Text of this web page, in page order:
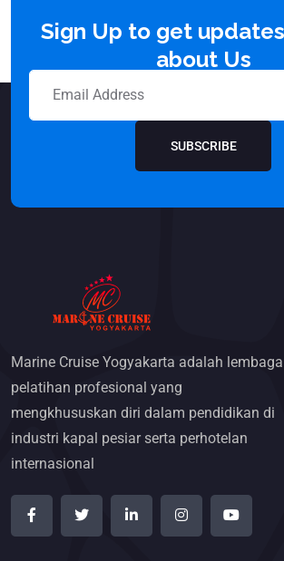
Sign Up to get
about Us
SUBSCRIBE
Marine Cruise Yogyakarta adalah lembaga
pelatihan profesional yang
mengkhususkan diri dalam pendidikan di
industri kapal pesiar serta perhotelan
internasional